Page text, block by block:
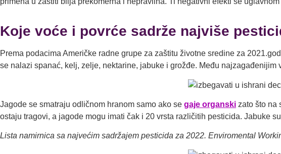
Koje voće i povrće sadrže najviše
Prema podacima Američke radne grupe za zaštitu životne sredine za
se nalazi spanać, kelj, zelje, nektarine, jabuke i grožđe. Među
Jagode se smatraju odličnom hranom samo ako se gaje organski zato što na
ostaju tragovi, a jagode mogu imati čak i 20 vrsta različitih pesticida. Jabuke
Lista namirnica sa najvećim sadržajem pesticida za 2022. Enviromental